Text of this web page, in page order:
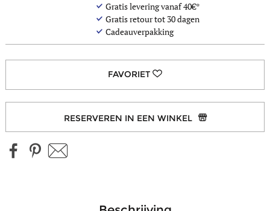
Gratis levering vanaf 40€*
Gratis retour tot 30 dagen
Cadeauverpakking
RESERVEREN IN EEN WINKEL